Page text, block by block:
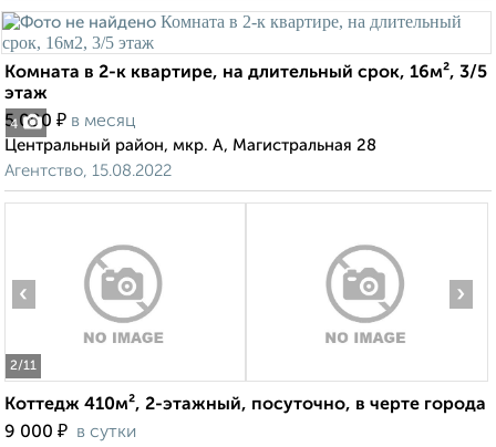
4
Комната в 2-к квартире, на длительный срок, 16м², 3/5
этаж
5 000 ₽ в месяц
Центральный район, мкр. А, Магистральная 28
Агентство, 15.08.2022
2/11
‹ ›
Коттедж 410м², 2-этажный, посуточно, в черте города
9 000 ₽ в сутки